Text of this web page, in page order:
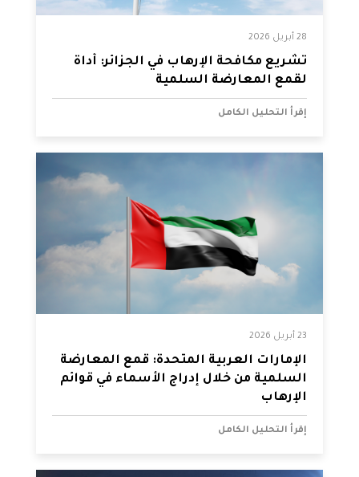
28 أبريل 2026
تشريع مكافحة الإرهاب في الجزائر: أداة
لقمع المعارضة السلمية
إقرأ التحليل الكامل
23 أبريل 2026
الإمارات العربية المتحدة: قمع المعارضة
السلمية من خلال إدراج الأسماء في قوائم
الإرهاب
إقرأ التحليل الكامل